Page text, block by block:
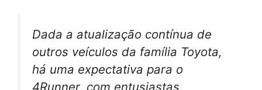
Dada a atualização contínua de
outros veículos da família Toyota,
há uma expectativa para o
4Runner, com entusiastas